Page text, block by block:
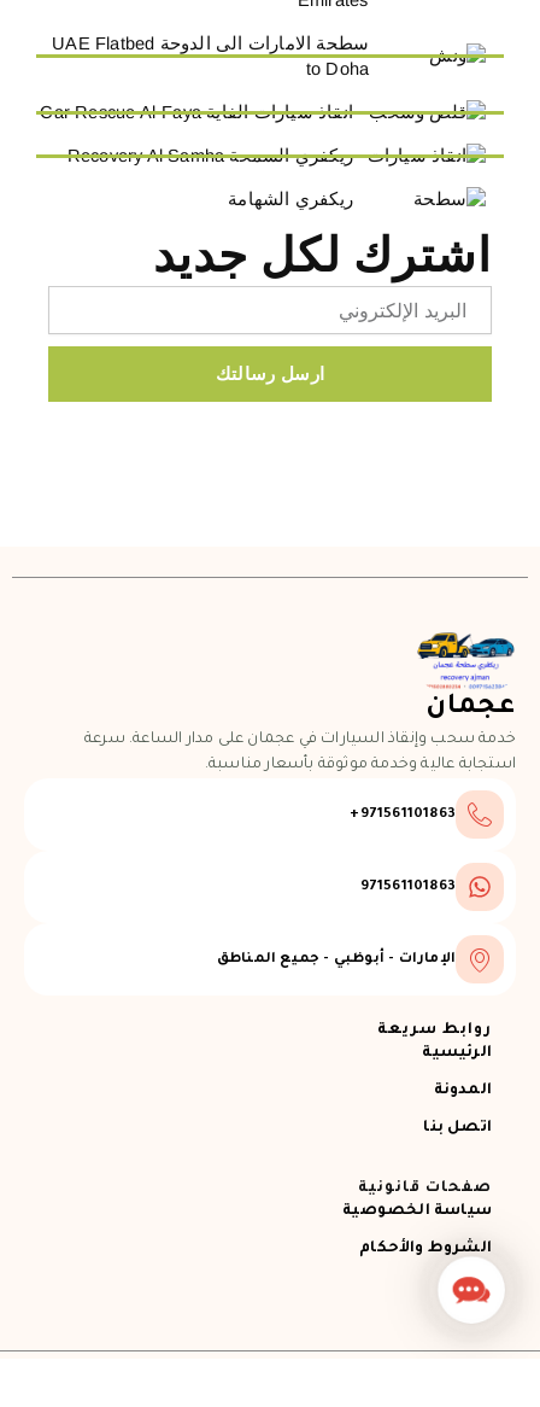
سطحة الامارات الى الدوحة UAE Flatbed
to Doha
انقاذ سيارات الفاية Car Rescue Al-Faya
ريكفري السمحة Recovery Al Samha
ريكفري الشهامة
اشترك لكل جديد
ارسل رسالتك
عجمان
خدمة سحب وإنقاذ السيارات في عجمان على مدار الساعة. سرعة
استجابة عالية وخدمة موثوقة بأسعار مناسبة.
971561101863+
971561101863
الإمارات - أبوظبي - جميع المناطق
روابط سريعة
الرئيسية
المدونة
اتصل بنا
صفحات قانونية
سياسة الخصوصية
الشروط والأحكام
Contact
Us